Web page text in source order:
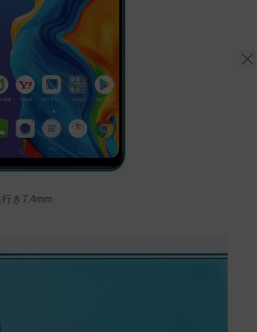
き7.4mm